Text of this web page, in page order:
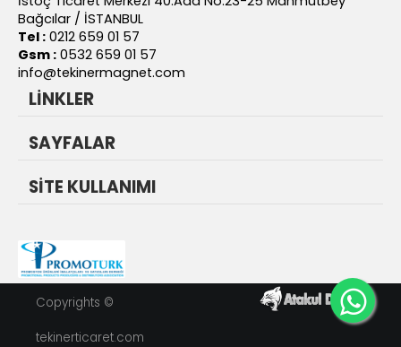
Bağcılar / İSTANBUL
Tel : 0212 659 01 57
Gsm : 0532 659 01 57
info@tekinermagnet.com
LİNKLER
SAYFALAR
SİTE KULLANIMI
Copyrights ©
tekinerticaret.com